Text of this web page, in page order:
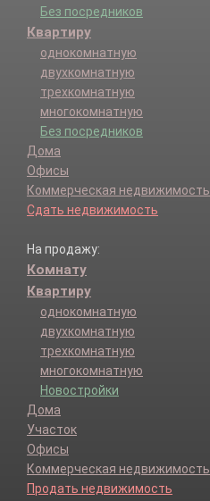
Без посредников
Квартиру
однокомнатную
двухкомнатную
трехкомнатную
многокомнатную
Без посредников
Дома
Офисы
Коммерческая недвижимость
Сдать недвижимость
На продажу:
Комнату
Квартиру
однокомнатную
двухкомнатную
трехкомнатную
многокомнатную
Новостройки
Дома
Участок
Офисы
Коммерческая недвижимость
Продать недвижимость